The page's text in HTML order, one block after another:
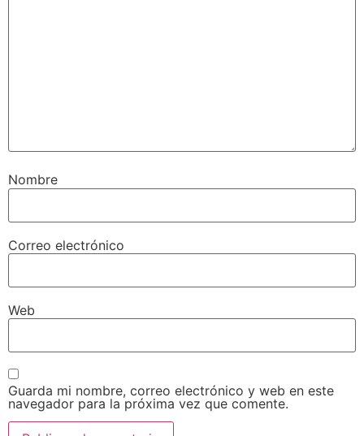
Nombre
Correo electrónico
Web
Guarda mi nombre, correo electrónico y web en este
navegador para la próxima vez que comente.